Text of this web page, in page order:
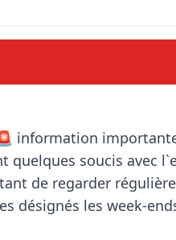
quelques soucis avec
de regarder
désignés les week-